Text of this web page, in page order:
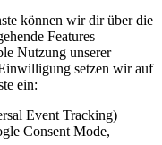
können wir dir über die
Features
Nutzung unserer
setzen wir auf
ein:
Event Tracking)
Consent Mode,